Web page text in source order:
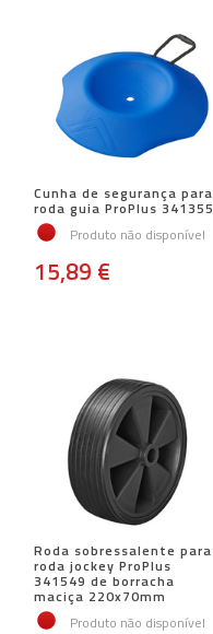
Cunha de segurança para
roda guia ProPlus 341355
Produto não disponível
15,89 €
Roda sobressalente para
roda jockey ProPlus
341549 de borracha
maciça 220x70mm
Produto não disponível